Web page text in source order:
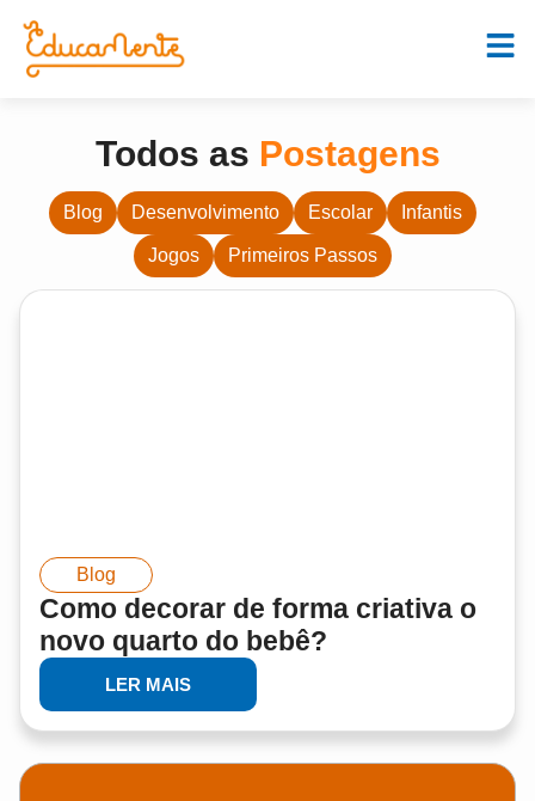
Todos as Postagens
Blog Desenvolvimento Escolar Infantis
Jogos Primeiros Passos
Blog
Como decorar de forma criativa o
novo quarto do bebê?
LER MAIS